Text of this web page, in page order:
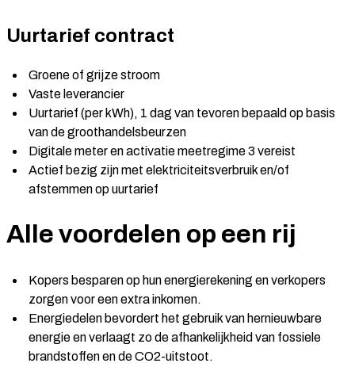
Uurtarief contract
Groene of grijze stroom
Vaste leverancier
Uurtarief (per kWh), 1 dag van tevoren bepaald op basis
van de groothandelsbeurzen
Digitale meter en activatie meetregime 3 vereist
Actief bezig zijn met elektriciteitsverbruik en/of
afstemmen op uurtarief
Alle voordelen op een rij
Kopers besparen op hun energierekening en verkopers
zorgen voor een extra inkomen.
Energiedelen bevordert het gebruik van hernieuwbare
energie en verlaagt zo de afhankelijkheid van fossiele
brandstoffen en de CO2-uitstoot.